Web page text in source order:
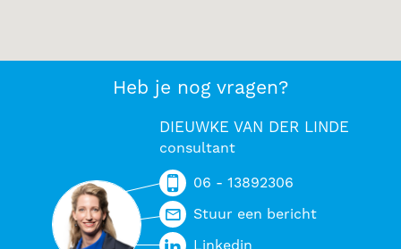
Heb je nog vragen?
DIEUWKE VAN DER LINDE
consultant
06 - 13892306
Stuur een bericht